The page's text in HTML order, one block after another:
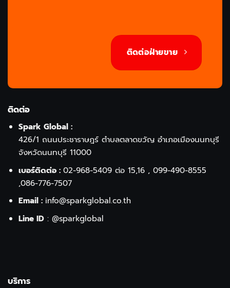
ติดต่อฝ่ายขาย
ติดต่อ
Spark Global :
426/1 ถนนประชาราษฎร์ ตำบลตลาดขวัญ อำเภอเมืองนนทบุรี
จังหวัดนนทบุรี 11000
เบอร์ติดต่อ : 02-968-5409ต่อ 15,16 , 099-490-8555
,086-776-7507
Email : info@sparkglobal.co.th
Line ID: @sparkglobal
บริการ